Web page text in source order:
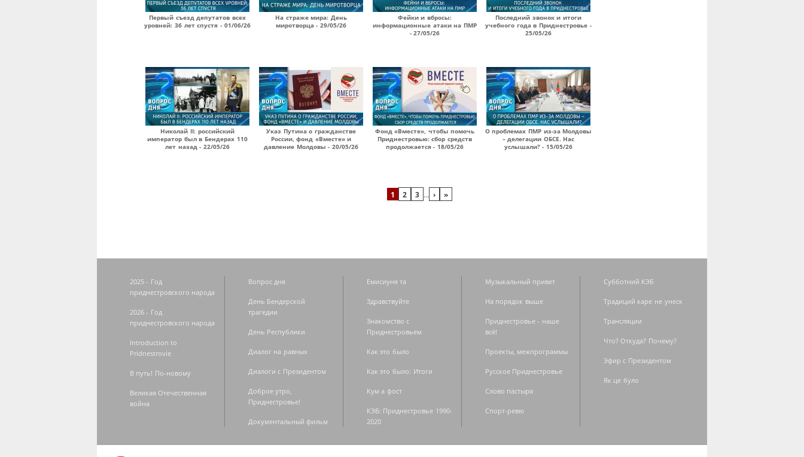
Первый съезд депутатов всех
уровней: 36 лет спустя - 01/06/26
На страже мира: День
миротворца - 29/05/26
Фейки и вбросы:
информационные атаки на ПМР
- 27/05/26
Последний звонок и итоги
учебного года в Приднестровье -
25/05/26
Николай II: российский
император был в Бендерах 110
лет назад - 22/05/26
Указ Путина о гражданстве
России, фонд «Вместе» и
давление Молдовы - 20/05/26
Фонд «Вместе», чтобы помочь
Приднестровью: сбор средств
продолжается - 18/05/26
О проблемах ПМР из-за Молдовы
– делегации ОБСЕ. Нас
услышали? - 15/05/26
1 2 3 … › »
2025 - Год
приднестровского народа
2026 - Год
приднестровского народа
Introduction to
Pridnestrovie
В путь! По-новому
Великая Отечественная
война
Вопрос дня
День Бендерской
трагедии
День Республики
Диалог на равных
Диалоги с Президентом
Доброе утро,
Приднестровье!
Документальный фильм
Емисиуня та
Здравствуйте
Знакомство с
Приднестровьем
Как это было
Как это было: Итоги
Кум а фост
КЭБ: Приднестровье 1990-
2020
Музыкальный привет
На порядок выше
Приднестровье - наше
всё!
Проекты, межпрограммы
Русское Приднестровье
Слово пастыря
Спорт-ревю
Субботний КЭБ
Традиций каре не унеск
Трансляции
Что? Откуда? Почему?
Эфир с Президентом
Як це було